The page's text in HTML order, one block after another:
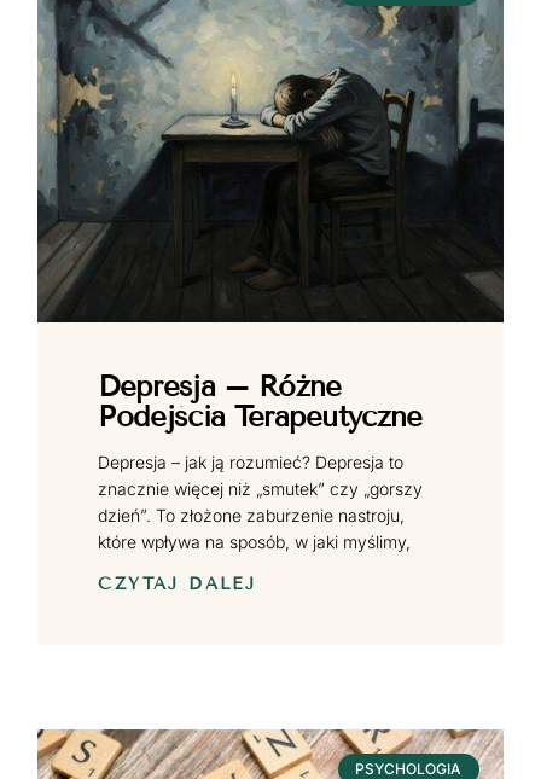
Depresja – Różne
Podejścia Terapeutyczne
Depresja – jak ją rozumieć? Depresja to
znacznie więcej niż „smutek” czy „gorszy
dzień”. To złożone zaburzenie nastroju,
które wpływa na sposób, w jaki myślimy,
CZYTAJ DALEJ
PSYCHOLOGIA